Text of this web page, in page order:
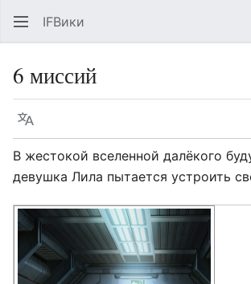
IFВики
6 миссий
Язык
В жестокой вселенной далёкого
девушка Лила пытается устроить